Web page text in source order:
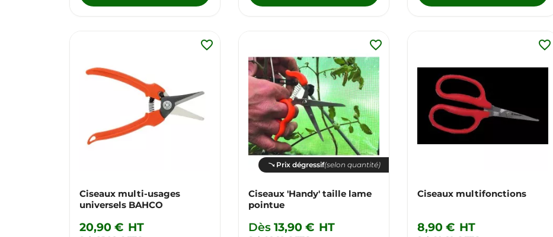
Ciseaux multi-usages
universels BAHCO
20,90 € HT
favorite_border
Prix dégressif(selon quantité)
Ciseaux 'Handy' taille lame
pointue
Dès 13,90 € HT
favorite_border
Ciseaux multifonctions
8,90 € HT
favorite_border